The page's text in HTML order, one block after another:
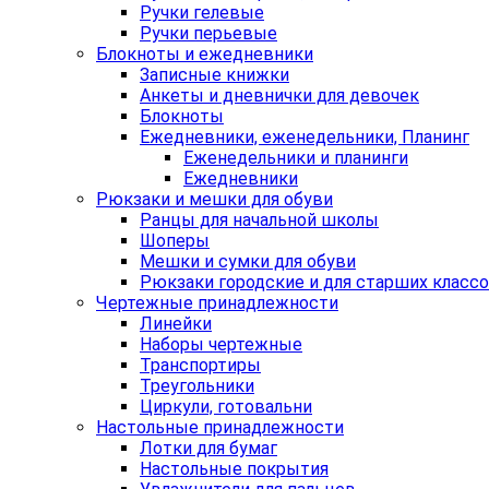
Ручки гелевые
Ручки перьевые
Блокноты и ежедневники
Записные книжки
Анкеты и дневнички для девочек
Блокноты
Ежедневники, еженедельники, Планинг
Еженедельники и планинги
Ежедневники
Рюкзаки и мешки для обуви
Ранцы для начальной школы
Шоперы
Мешки и сумки для обуви
Рюкзаки городские и для старших
Чертежные принадлежности
Линейки
Наборы чертежные
Транспортиры
Треугольники
Циркули, готовальни
Настольные принадлежности
Лотки для бумаг
Настольные покрытия